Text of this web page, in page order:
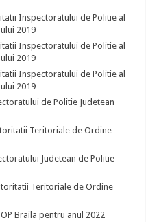
Inspectoratului de Politie al
2019
Inspectoratului de Politie al
2019
Inspectoratului de Politie al
2019
de Politie Judetean
Teritoriale de Ordine
Judetean de Politie
Teritoriale de Ordine
Braila pentru anul 2022